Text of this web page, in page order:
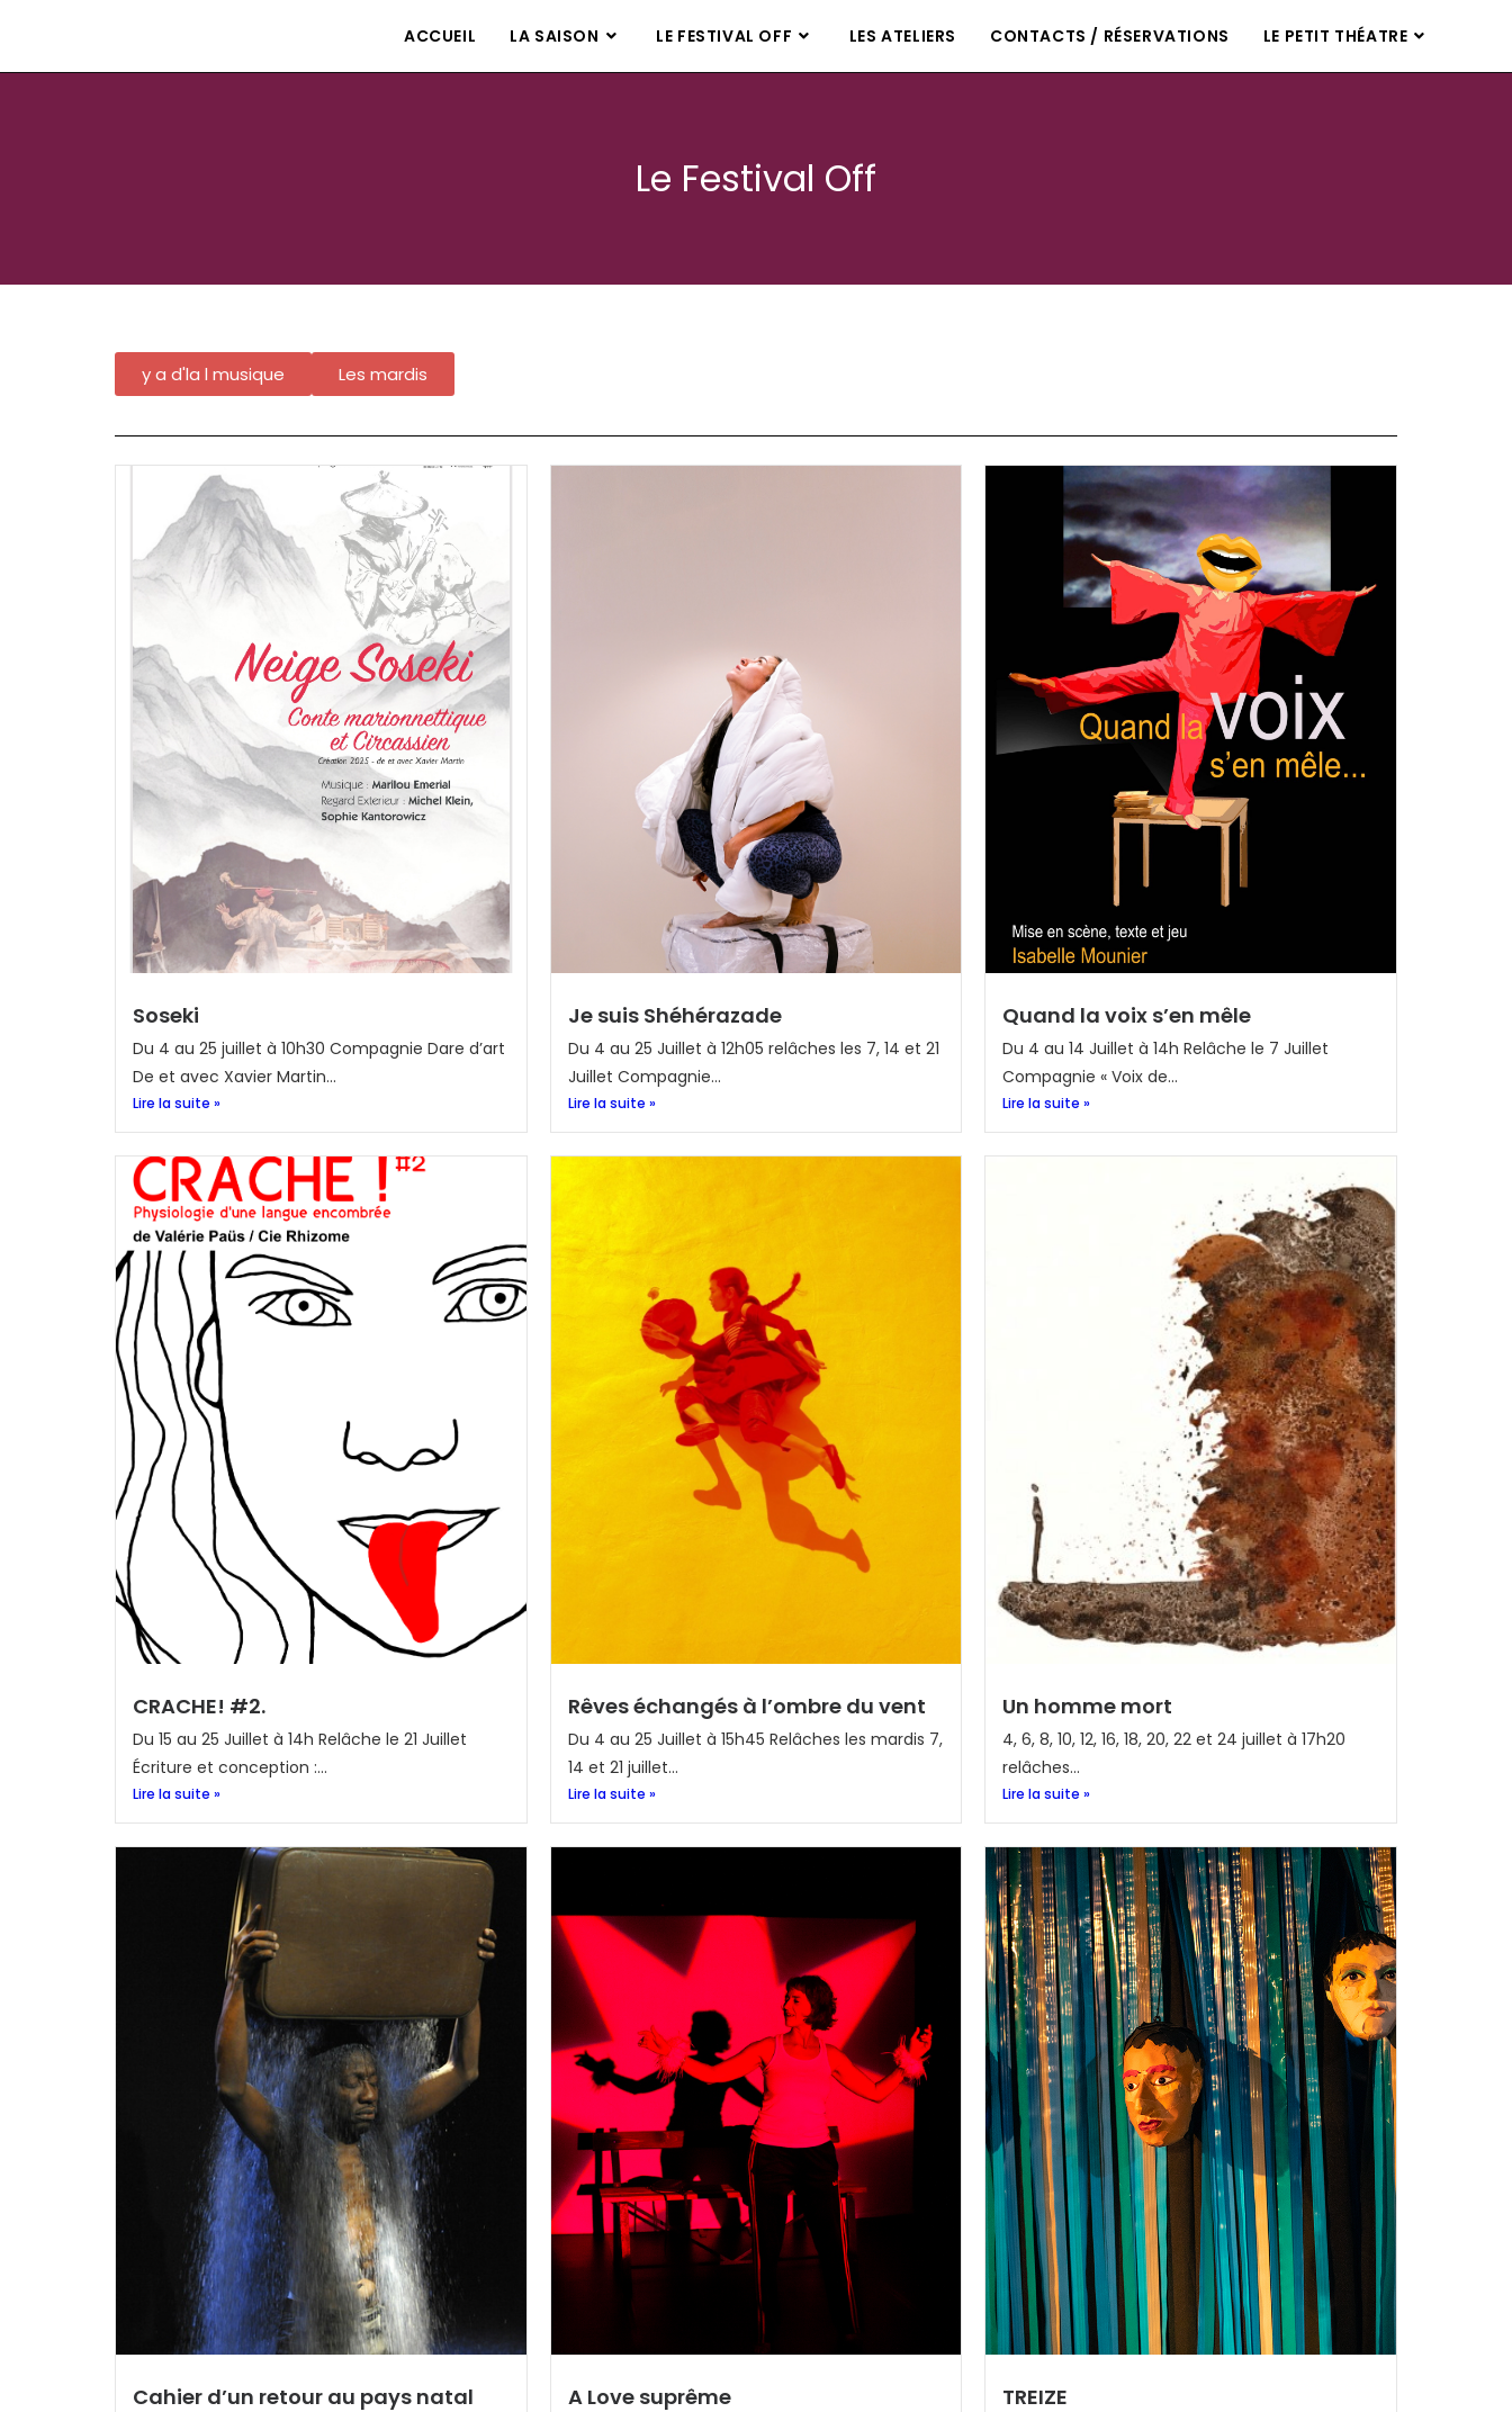
ACCUEIL LA SAISON LE FESTIVAL OFF LES ATELIERS CONTACTS / RÉSERVATIONS LE PETIT THÉATRE
Le Festival Off
y a d'la l musique Les mardis
Soseki
Du 4 au 25 juillet à 10h30 Compagnie Dare d’art
De et avec Xavier Martin...
Lire la suite »
Je suis Shéhérazade
Du 4 au 25 Juillet à 12h05 relâches les 7, 14 et 21
Juillet Compagnie...
Lire la suite »
Quand la voix s’en mêle
Du 4 au 14 Juillet à 14h Relâche le 7 Juillet
Compagnie « Voix de...
Lire la suite »
CRACHE! #2.
Du 15 au 25 Juillet à 14h Relâche le 21 Juillet
Écriture et conception :...
Lire la suite »
Rêves échangés à l’ombre du vent
Du 4 au 25 Juillet à 15h45 Relâches les mardis 7,
14 et 21 juillet...
Lire la suite »
Un homme mort
4, 6, 8, 10, 12, 16, 18, 20, 22 et 24 juillet à 17h20
relâches...
Lire la suite »
Cahier d’un retour au pays natal A Love suprême TREIZE